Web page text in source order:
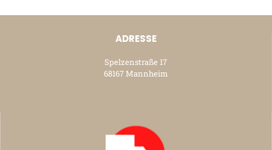
ADRESSE
Spelzenstraße 17
68167 Mannheim